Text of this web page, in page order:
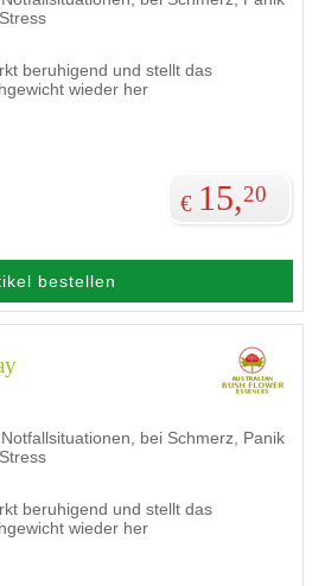
beruhigend und stellt das
wieder her
€ 15,20
bestellen
bei Schmerz, Panik
beruhigend und stellt das
wieder her